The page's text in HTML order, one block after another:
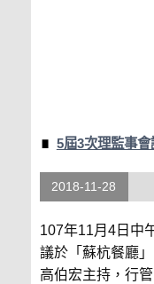
5屆3次理監事會
2018-11-28
107年11月4日中
議於「蘇杭餐廳
高伯宏主持，行